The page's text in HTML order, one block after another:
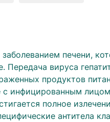
печени,
Передача вируса
продуктов
с инфицированным
полное
антитела